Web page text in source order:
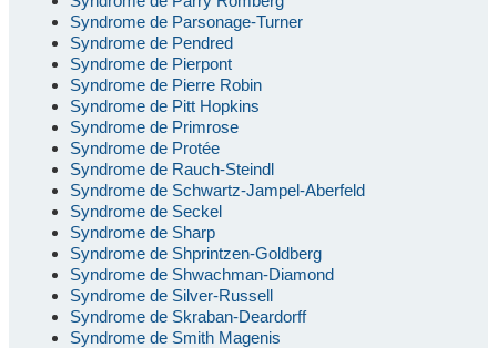
Syndrome de Parsonage-Turner
Syndrome de Pendred
Syndrome de Pierpont
Syndrome de Pierre Robin
Syndrome de Pitt Hopkins
Syndrome de Primrose
Syndrome de Protée
Syndrome de Rauch-Steindl
Syndrome de Schwartz-Jampel-Aberfeld
Syndrome de Seckel
Syndrome de Sharp
Syndrome de Shprintzen-Goldberg
Syndrome de Shwachman-Diamond
Syndrome de Silver-Russell
Syndrome de Skraban-Deardorff
Syndrome de Smith Magenis